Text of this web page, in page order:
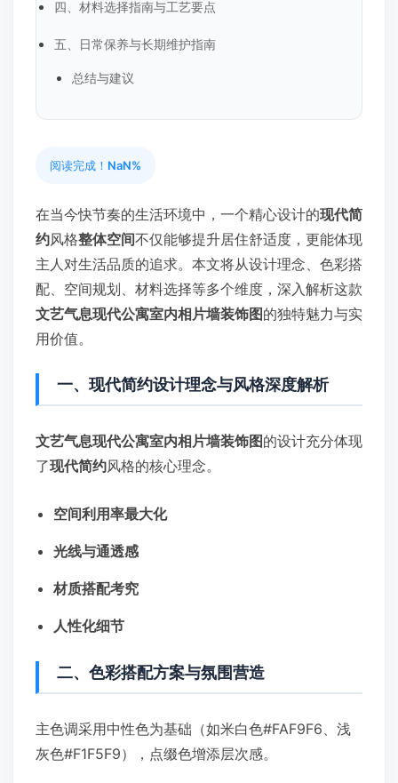
四、材料选择指南与工艺要点
五、日常保养与长期维护指南
总结与建议
阅读完成！ NaN%
在当今快节奏的生活环境中，一个精心设计的现代简
约风格整体空间不仅能够提升居住舒适度，更能体现
主人对生活品质的追求。本文将从设计理念、色彩搭
配、空间规划、材料选择等多个维度，深入解析这款
文艺气息现代公寓室内相片墙装饰图的独特魅力与实
用价值。
一、现代简约设计理念与风格深度解析
文艺气息现代公寓室内相片墙装饰图的设计充分体现
了现代简约风格的核心理念。
空间利用率最大化
光线与通透感
材质搭配考究
人性化细节
二、色彩搭配方案与氛围营造
主色调采用中性色为基础（如米白色#FAF9F6、浅
灰色#F1F5F9），点缀色增添层次感。